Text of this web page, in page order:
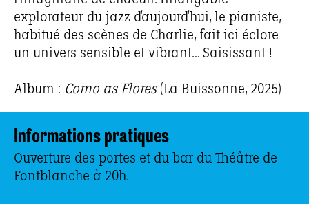
explorateur du jazz d’aujourd’hui, le pianiste,
habitué des scènes de Charlie, fait ici éclore
un univers sensible et vibrant… Saisissant !
Album : Como as Flores(La Buissonne, 2025)
Informations pratiques
Ouverture des portes et du bar du Théâtre de
Fontblanche à 20h.